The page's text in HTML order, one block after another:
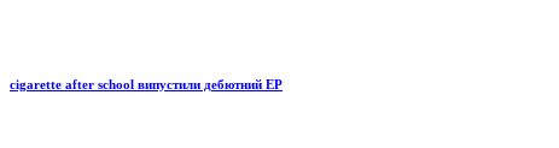
cigarette after school випустили дебютний EP